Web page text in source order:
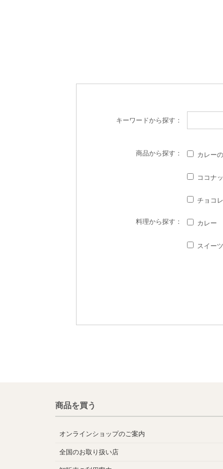
キーワードから探す：
商品から探す： カレー
ココナ
チョコ
料理から探す： カレー
スイー
商品を買う
オンラインショップのご案内
全国のお取り扱い店